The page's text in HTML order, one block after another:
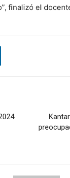
finalizó el